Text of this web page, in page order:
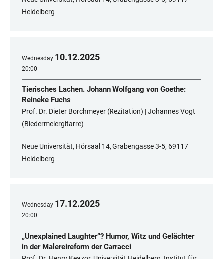
Heidelberg
Wednesday 10.12.2025
20:00
Tierisches Lachen. Johann Wolfgang von Goethe:
Reineke Fuchs
Prof. Dr. Dieter Borchmeyer (Rezitation) | Johannes Vogt
(Biedermeiergitarre)
Neue Universität, Hörsaal 14, Grabengasse 3-5, 69117
Heidelberg
Wednesday 17.12.2025
20:00
„Unexplained Laughter“? Humor, Witz und Gelächter
in der Malereireform der Carracci